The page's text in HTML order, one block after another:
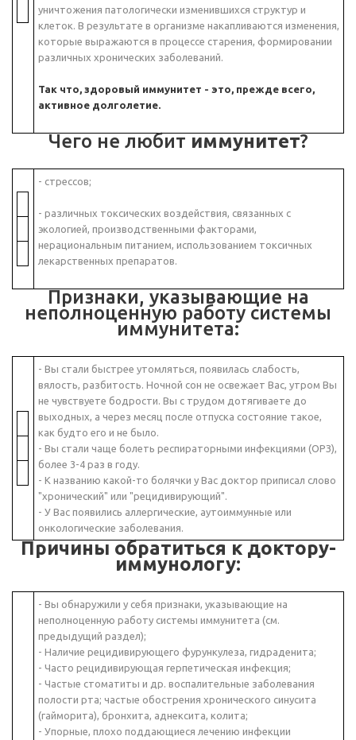
уничтожения патологически изменившихся структур и
клеток. В результате в организме накапливаются изменения,
которые выражаются в процессе старения, формировании
различных хронических заболеваний.
Так что, здоровый иммунитет - это, прежде всего,
активное долголетие.
Чего не любит иммунитет?
- стрессов;
- различных токсических воздействия, связанных с
экологией, производственными факторами,
нерациональным питанием, использованием токсичных
лекарственных препаратов.
Признаки, указывающие на
неполноценную работу системы
иммунитета:
- Вы стали быстрее утомляться, появилась слабость,
вялость, разбитость. Ночной сон не освежает Вас, утром Вы
не чувствуете бодрости. Вы с трудом дотягиваете до
выходных, а через месяц после отпуска состояние такое,
как будто его и не было.
- Вы стали чаще болеть респираторными инфекциями (ОРЗ),
более 3-4 раз в году.
- К названию какой-то болячки у Вас доктор приписал слово
"хронический" или "рецидивирующий".
- У Вас появились аллергические, аутоиммунные или
онкологические заболевания.
Причины обратиться к доктору-
иммунологу:
- Вы обнаружили у себя признаки, указывающие на
неполноценную работу системы иммунитета (см.
предыдущий раздел);
- Наличие рецидивирующего фурункулеза, гидраденита;
- Часто рецидивирующая герпетическая инфекция;
- Частые стоматиты и др. воспалительные заболевания
полости рта; частые обострения хронического синусита
(гайморита), бронхита, аднексита, колита;
- Упорные, плохо поддающиеся лечению инфекции